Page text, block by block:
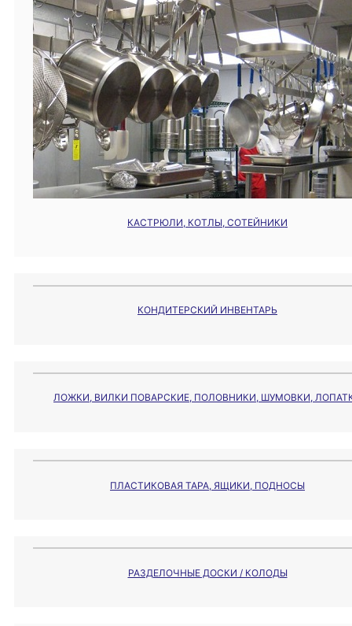
КАСТРЮЛИ, КОТЛЫ, СОТЕЙНИКИ
КОНДИТЕРСКИЙ ИНВЕНТАРЬ
ЛОЖКИ, ВИЛКИ ПОВАРСКИЕ, ПОЛОВНИКИ, ШУМОВКИ,
ПЛАСТИКОВАЯ ТАРА, ЯЩИКИ, ПОДНОСЫ
РАЗДЕЛОЧНЫЕ ДОСКИ / КОЛОДЫ